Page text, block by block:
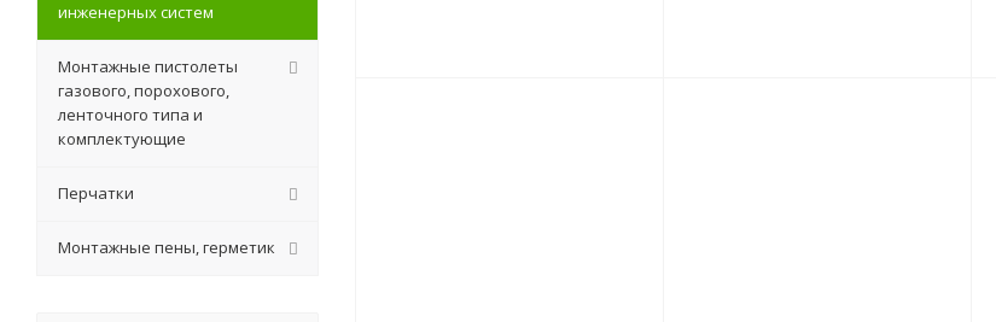
инженерных систем
Монтажные пистолеты
газового, порохового,
ленточного типа и
комплектующие
Перчатки
Монтажные пены, герметик